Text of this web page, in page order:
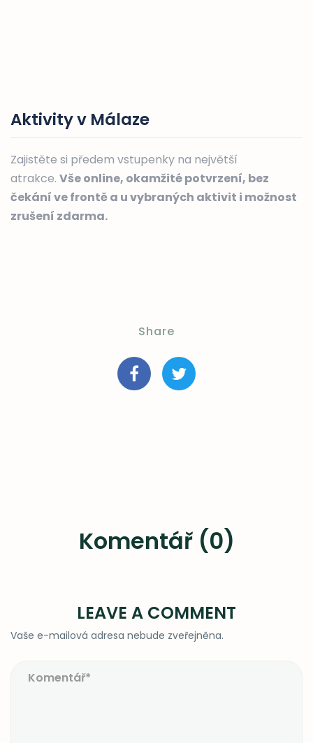
Aktivity v Málaze
Zajistěte si předem vstupenky na největší
atrakce. Vše online, okamžité potvrzení, bez
čekání ve frontě a u vybraných aktivit i možnost
zrušení zdarma.
Share
Komentář (0)
LEAVE A COMMENT
Vaše e-mailová adresa nebude zveřejněna.